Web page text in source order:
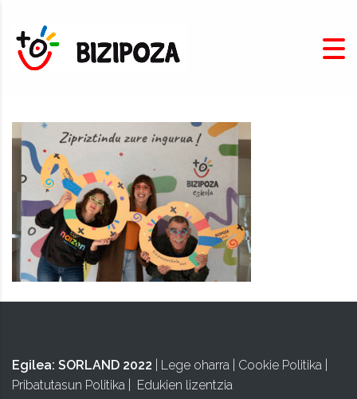
Egilea: SORLAND 2022 Lege oharra Cookie Politika
Pribatutasun Politika
Edukien lizentzia